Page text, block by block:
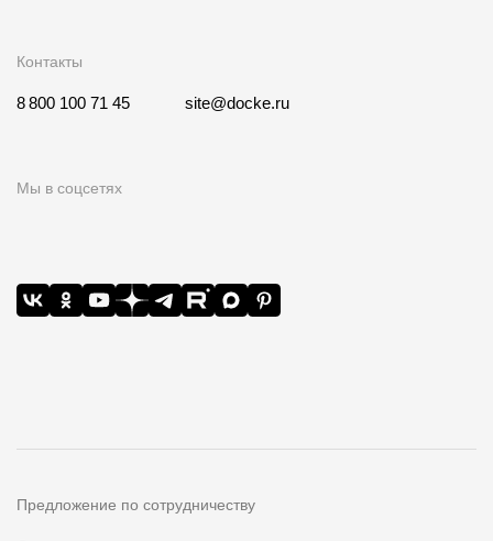
Контакты
8 800 100 71 45 site@docke.ru
Мы в соцсетях
Предложение по сотрудничеству